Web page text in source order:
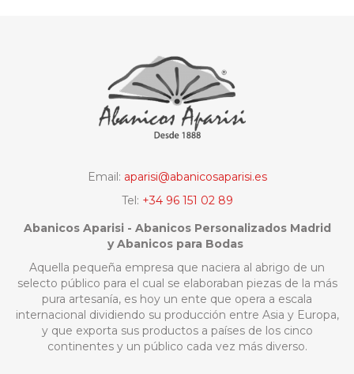
Email: aparisi@abanicosaparisi.es
Tel: +34 96 151 02 89
Abanicos Aparisi - Abanicos Personalizados Madrid
y Abanicos para Bodas
Aquella pequeña empresa que naciera al abrigo de un
selecto público para el cual se elaboraban piezas de la más
pura artesanía, es hoy un ente que opera a escala
internacional dividiendo su producción entre Asia y Europa,
y que exporta sus productos a países de los cinco
continentes y un público cada vez más diverso.